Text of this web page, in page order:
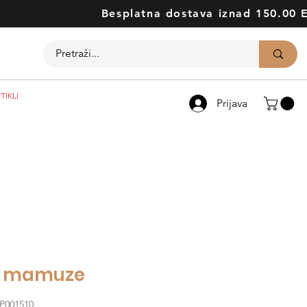
Besplatna dostava iznad 150.00
Prijava
mamuze